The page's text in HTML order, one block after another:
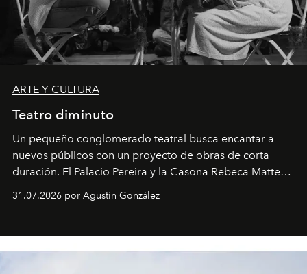
ARTE Y CULTURA
Teatro diminuto
Un pequeño conglomerado teatral busca encantar a
nuevos públicos con un proyecto de obras de corta
duración. El Palacio Pereira y la Casona Rebeca Matte
son algunos de los lugares que han albergado estas
miniobras. Sus puestas en escena son limpias; ponen el
31.07.2026 por Agustín González